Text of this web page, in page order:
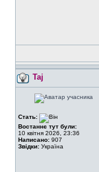
Taj
Стать:
Востаннє тут були:
10 квітня 2026, 23:36
Написано: 907
Звідки: Україна